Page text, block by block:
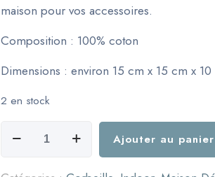
maison pour vos accessoires.
Composition : 100% coton
Dimensions : environ 15 cm x 15 cm x
2 en stock
Corbeille
Ajouter au panier